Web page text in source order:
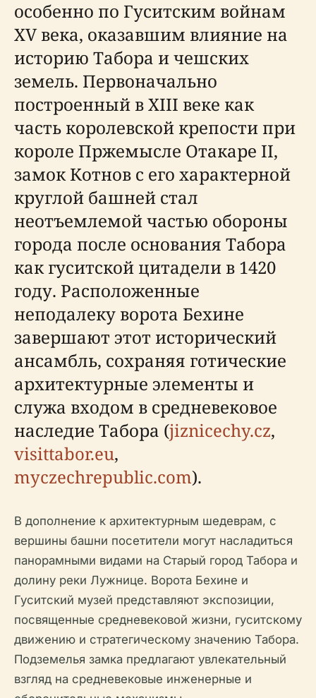
особенно по Гуситским войнам
XV века, оказавшим влияние на
историю Табора и чешских
земель. Первоначально
построенный в XIII веке как
часть королевской крепости при
короле Пржемысле Отакаре II,
замок Котнов с его характерной
круглой башней стал
неотъемлемой частью обороны
города после основания Табора
как гуситской цитадели в 1420
году. Расположенные
неподалеку ворота Бехине
завершают этот исторический
ансамбль, сохраняя готические
архитектурные элементы и
служа входом в средневековое
наследие Табора (jiznicechy.cz,
visittabor.eu,
myczechrepublic.com).
В дополнение к архитектурным шедеврам, с
вершины башни посетители могут насладиться
панорамными видами на Старый город Табора и
долину реки Лужнице. Ворота Бехине и
Гуситский музей представляют экспозиции,
посвященные средневековой жизни, гуситскому
движению и стратегическому значению Табора.
Подземелья замка предлагают увлекательный
взгляд на средневековые инженерные и